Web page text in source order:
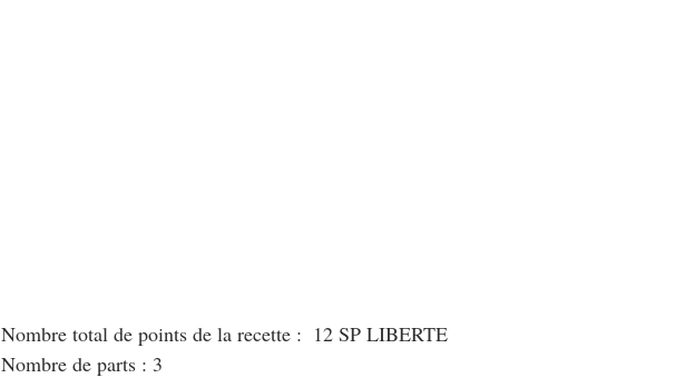
Nombre total de points de la recette :  12 SP LIBERTE
Nombre de parts : 3